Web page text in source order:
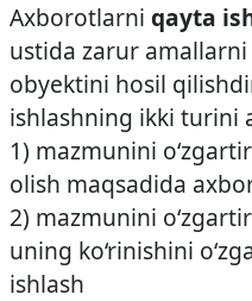
Axborotlarni qayta
ustida zarur
obyektini hosil
ishlashning ikki turini
1) mazmunini
olish maqsadida
2) mazmunini
uning ko‘rinishini
ishlash